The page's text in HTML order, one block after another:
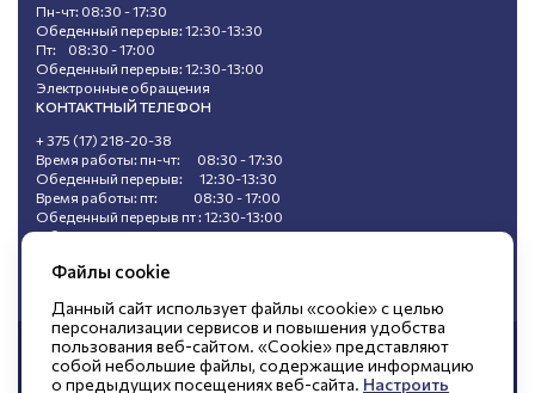
Пн-чт: 08:30 - 17:30
Обеденный перерыв: 12:30-13:30
Пт: 08:30 - 17:00
Обеденный перерыв: 12:30-13:00
Электронные обращения
КОНТАКТНЫЙ ТЕЛЕФОН
+ 375 (17) 218-20-38
Время работы: пн-чт: 08:30 - 17:30
Обеденный перерыв: 12:30-13:30
Время работы: пт: 08:30 - 17:00
Обеденный перерыв пт : 12:30-13:00
Обращения, поступившие в ходе
© Открытое акционерное общество
«БЕЛЭНЕРГОСНАБКОМПЛЕКТ»
Файлы cookie
Данный сайт использует файлы «cookie» с целью
персонализации сервисов и повышения удобства
пользования веб-сайтом. «Cookie» представляют
собой небольшие файлы, содержащие информацию
о предыдущих посещениях веб-сайта. Настроить